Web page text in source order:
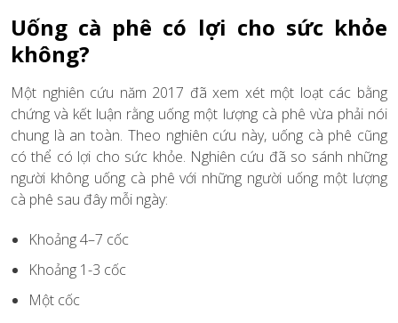
Uống cà phê có lợi cho sức khỏe
không?
Một nghiên cứu năm 2017 đã xem xét một loạt các bằng
chứng và kết luận rằng uống một lượng cà phê vừa phải nói
chung là an toàn. Theo nghiên cứu này, uống cà phê cũng
có thể có lợi cho sức khỏe. Nghiên cứu đã so sánh những
người không uống cà phê với những người uống một lượng
cà phê sau đây mỗi ngày:
Khoảng 4–7 cốc
Khoảng 1-3 cốc
Một cốc